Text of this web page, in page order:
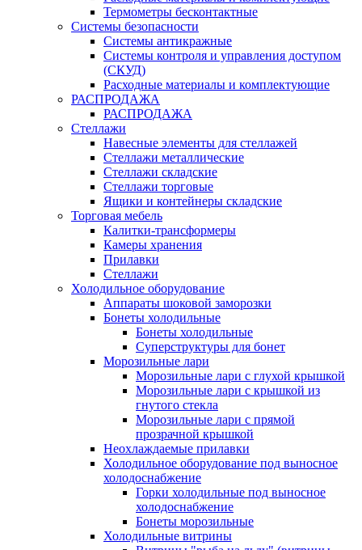
Термометры бесконтактные
Системы безопасности
Системы антикражные
Системы контроля и управления доступом
(СКУД)
Расходные материалы и комплектующие
РАСПРОДАЖА
РАСПРОДАЖА
Стеллажи
Навесные элементы для стеллажей
Стеллажи металлические
Стеллажи складские
Стеллажи торговые
Ящики и контейнеры складские
Торговая мебель
Калитки-трансформеры
Камеры хранения
Прилавки
Стеллажи
Холодильное оборудование
Аппараты шоковой заморозки
Бонеты холодильные
Бонеты холодильные
Суперструктуры для бонет
Морозильные лари
Морозильные лари с глухой крышкой
Морозильные лари с крышкой из
гнутого стекла
Морозильные лари с прямой
прозрачной крышкой
Неохлаждаемые прилавки
Холодильное оборудование под выносное
холодоснабжение
Горки холодильные под выносное
холодоснабжение
Бонеты морозильные
Холодильные витрины